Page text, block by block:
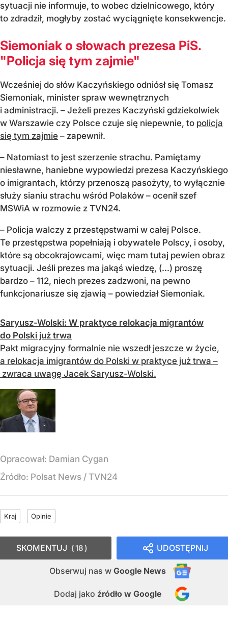
sytuacji nie informuje, to wobec dzielnicowego, który
to zdradził, mogłyby zostać wyciągnięte konsekwencje.
Siemoniak o słowach prezesa PiS.
"Policja się tym zajmie"
Wcześniej do słów Kaczyńskiego odniósł się Tomasz
Siemoniak, minister spraw wewnętrznych
i administracji. – Jeżeli prezes Kaczyński gdziekolwiek
w Warszawie czy Polsce czuje się niepewnie, to policja
się tym zajmie – zapewnił.
– Natomiast to jest szerzenie strachu. Pamiętamy
niesławne, haniebne wypowiedzi prezesa Kaczyńskiego
o imigrantach, którzy przenoszą pasożyty, to wyłącznie
służy sianiu strachu wśród Polaków – ocenił szef
MSWiA w rozmowie z TVN24.
– Policja walczy z przestępstwami w całej Polsce.
Te przestępstwa popełniają i obywatele Polscy, i osoby,
które są obcokrajowcami, więc mam tutaj pewien obraz
sytuacji. Jeśli prezes ma jakąś wiedzę, (...) proszę
bardzo – 112, niech prezes zadzwoni, na pewno
funkcjonariusze się zjawią – powiedział Siemoniak.
Saryusz-Wolski: W praktyce relokacja migrantów
do Polski już trwa
Pakt migracyjny formalnie nie wszedł jeszcze w życie,
a relokacja imigrantów do Polski w praktyce już trwa –
zwraca uwagę Jacek Saryusz-Wolski.
Opracował: Damian Cygan
Źródło: Polsat News / TVN24
Kraj Opinie
UDOSTĘPNIJ
Obserwuj nas w Google News
Dodaj jako źródło w Google
SKOMENTUJ 18